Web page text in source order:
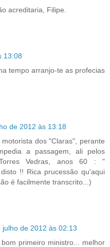
acreditaria, Filipe.
13:08
tempo arranjo-te as profecias
de 2012 às 13:18
dos "Claras", perante
a passagem, ali pelos
Vedras, anos 60 : "
!! Rica prucessão qu'aqui
é facilmente transcrito...)
julho de 2012 às 02:13
primeiro ministro... melhor